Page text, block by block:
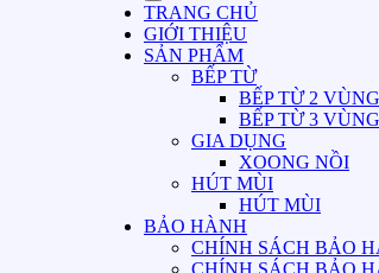
TRANG CHỦ
GIỚI THIỆU
SẢN PHẨM
BẾP TỪ
BẾP TỪ 2
BẾP TỪ 3
GIA DỤNG
XOONG NỒI
HÚT MÙI
HÚT MÙI
BẢO HÀNH
CHÍNH SÁCH BẢO
CHÍNH SÁCH BẢO